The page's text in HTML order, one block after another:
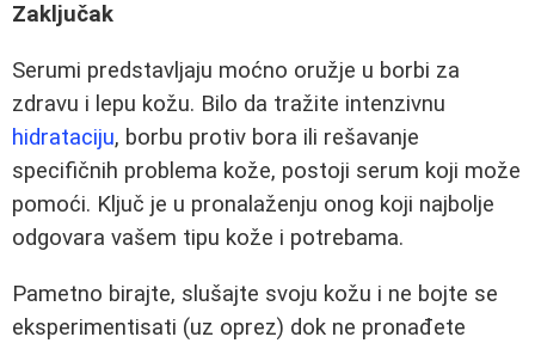
Zaključak
Serumi predstavljaju moćno oružje u borbi za
zdravu i lepu kožu. Bilo da tražite intenzivnu
hidrataciju, borbu protiv bora ili rešavanje
specifičnih problema kože, postoji serum koji može
pomoći. Ključ je u pronalaženju onog koji najbolje
odgovara vašem tipu kože i potrebama.
Pametno birajte, slušajte svoju kožu i ne bojte se
eksperimentisati (uz oprez) dok ne pronađete